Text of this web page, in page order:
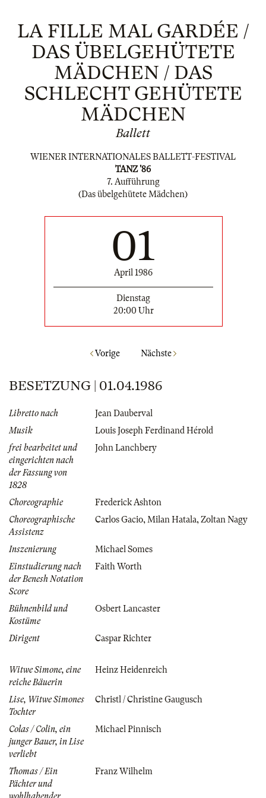
LA FILLE MAL GARDÉE /
DAS ÜBELGEHÜTETE
MÄDCHEN / DAS
SCHLECHT GEHÜTETE
MÄDCHEN
Ballett
WIENER INTERNATIONALES BALLETT-FESTIVAL
TANZ '86
7. Aufführung
(Das übelgehütete Mädchen)
01
April 1986
Dienstag
20:00 Uhr
Vorige Nächste
BESETZUNG | 01.04.1986
Libretto nach
Jean Dauberval
Musik
Louis Joseph Ferdinand Hérold
frei bearbeitet und
eingerichten nach
der Fassung von
1828
John Lanchbery
Choreographie
Frederick Ashton
Choreographische
Assistenz
Carlos Gacio, Milan Hatala, Zoltan Nagy
Inszenierung
Michael Somes
Einstudierung nach
der Benesh Notation
Score
Faith Worth
Bühnenbild und
Kostüme
Osbert Lancaster
Dirigent Caspar Richter
Witwe Simone, eine
reiche Bäuerin
Heinz Heidenreich
Lise, Witwe Simones
Tochter
Christl / Christine Gaugusch
Colas / Colin, ein
junger Bauer, in Lise
verliebt
Michael Pinnisch
Thomas / Ein
Pächter und
wohlhabender
Franz Wilhelm